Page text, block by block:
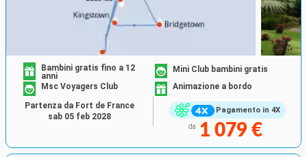
Pagamento in 4X
Bambini gratis fino a 12
anni
Mini Club bambini gratis
Msc Voyagers Club
Animazione a bordo
da 1 079 €
Partenza da Fort de France
sab 05 feb 2028